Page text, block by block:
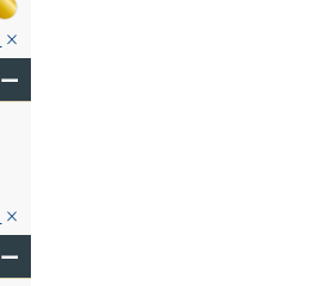
ー
ー